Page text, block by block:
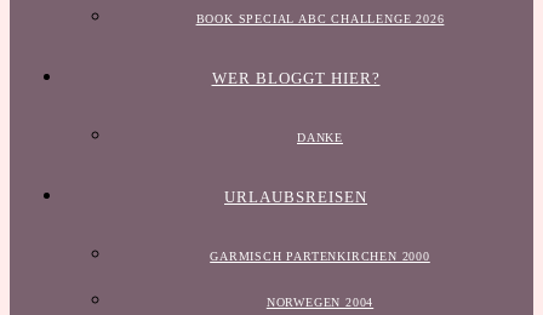
BOOK SPECIAL ABC CHALLENGE 2026
WER BLOGGT HIER?
DANKE
URLAUBSREISEN
GARMISCH PARTENKIRCHEN 2000
NORWEGEN 2004